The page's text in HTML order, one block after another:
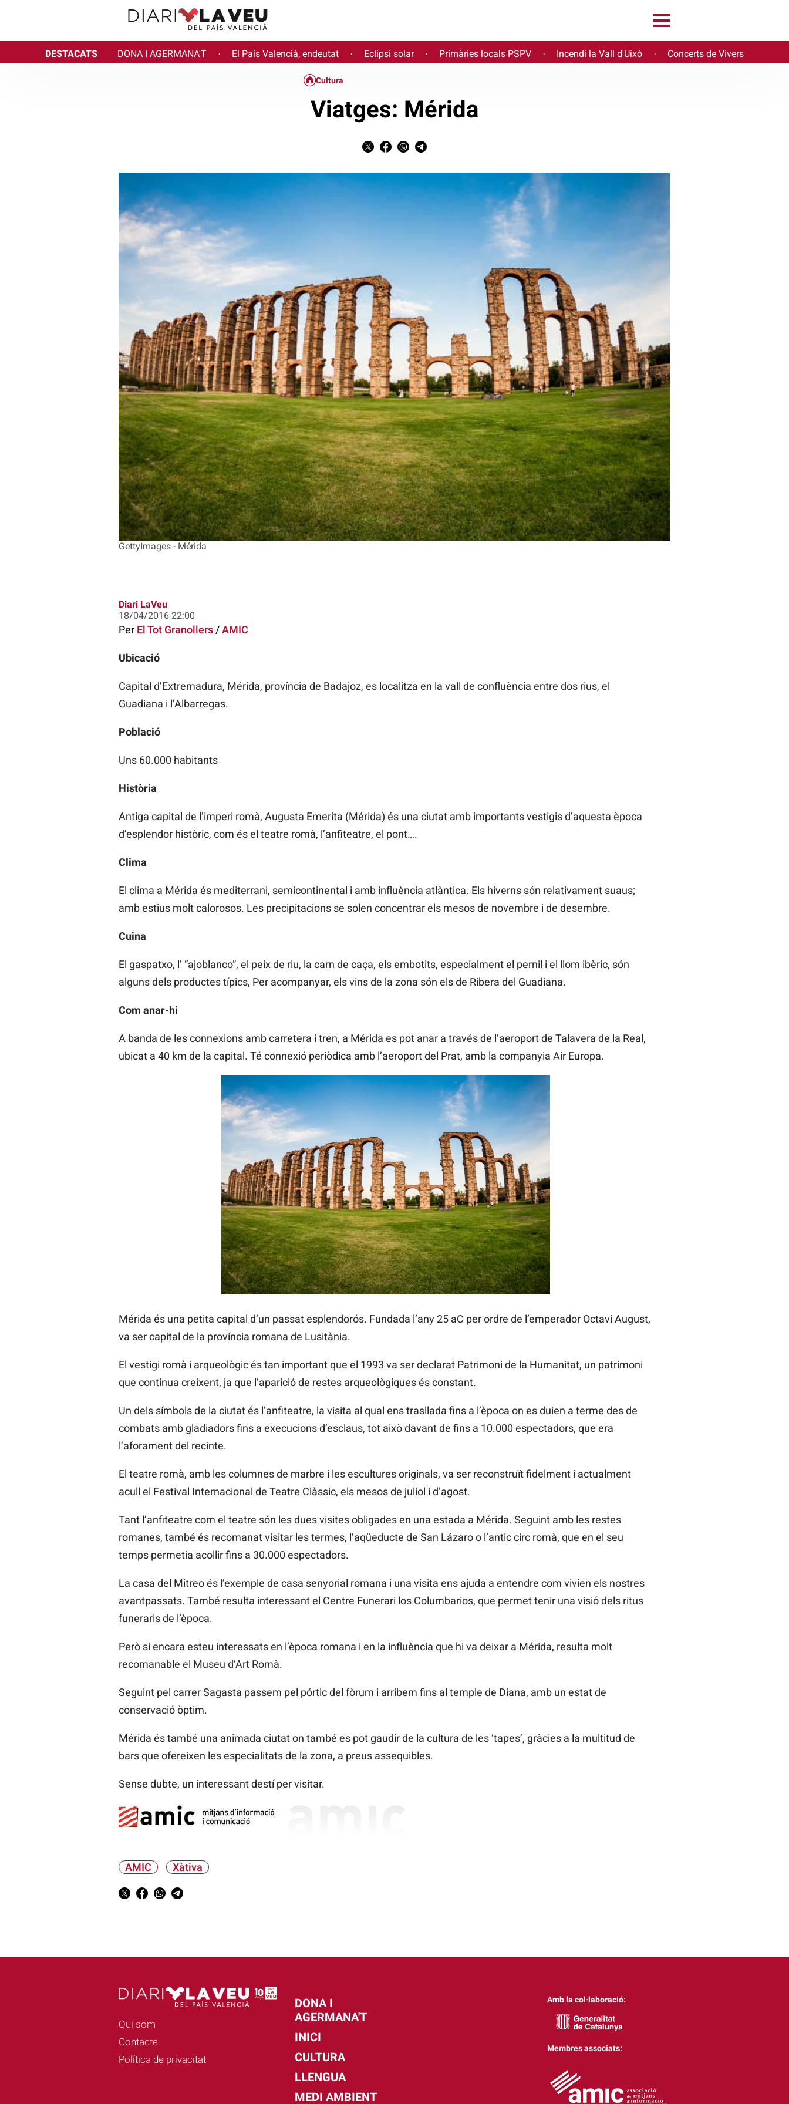
DESTACATS DONA I AGERMANA'T · El País Valencià, endeutat · Eclipsi solar · Primàries locals PSPV · Incendi la Vall d'Uixó · Concerts de Vivers
GettyImages - Mérida
Cultura
Viatges: Mérida
Diari LaVeu
18/04/2016 22:00
Per El Tot Granollers/AMIC
Ubicació
Capital d’Extremadura, Mérida, província de Badajoz, es localitza en la vall de confluència entre dos rius, el
Guadiana i l’Albarregas.
Població
Uns 60.000 habitants
Història
Antiga capital de l’imperi romà, Augusta Emerita (Mérida) és una ciutat amb importants vestigis d’aquesta època
d’esplendor històric, com és el teatre romà, l’anfiteatre, el pont….
Clima
El clima a Mérida és mediterrani, semicontinental i amb influència atlàntica. Els hiverns són relativament suaus;
amb estius molt calorosos. Les precipitacions se solen concentrar els mesos de novembre i de desembre.
Cuina
El gaspatxo, l’ “ajoblanco”, el peix de riu, la carn de caça, els embotits, especialment el pernil i el llom ibèric, són
alguns dels productes típics, Per acompanyar, els vins de la zona són els de Ribera del Guadiana.
Com anar-hi
A banda de les connexions amb carretera i tren, a Mérida es pot anar a través de l’aeroport de Talavera de la Real,
ubicat a 40 km de la capital. Té connexió periòdica amb l’aeroport del Prat, amb la companyia Air Europa.
Mérida és una petita capital d’un passat esplendorós. Fundada l’any 25 aC per ordre de l’emperador Octavi August,
va ser capital de la província romana de Lusitània.
El vestigi romà i arqueològic és tan important que el 1993 va ser declarat Patrimoni de la Humanitat, un patrimoni
que continua creixent, ja que l’aparició de restes arqueològiques és constant.
Un dels símbols de la ciutat és l’anfiteatre, la visita al qual ens trasllada fins a l’època on es duien a terme des de
combats amb gladiadors fins a execucions d’esclaus, tot això davant de fins a 10.000 espectadors, que era
l’aforament del recinte.
El teatre romà, amb les columnes de marbre i les escultures originals, va ser reconstruït fidelment i actualment
acull el Festival Internacional de Teatre Clàssic, els mesos de juliol i d’agost.
Tant l’anfiteatre com el teatre són les dues visites obligades en una estada a Mérida. Seguint amb les restes
romanes, també és recomanat visitar les termes, l’aqüeducte de San Lázaro o l’antic circ romà, que en el seu
temps permetia acollir fins a 30.000 espectadors.
La casa del Mitreo és l’exemple de casa senyorial romana i una visita ens ajuda a entendre com vivien els nostres
avantpassats. També resulta interessant el Centre Funerari los Columbarios, que permet tenir una visió dels ritus
funeraris de l’època.
Però si encara esteu interessats en l’època romana i en la influència que hi va deixar a Mérida, resulta molt
recomanable el Museu d’Art Romà.
Seguint pel carrer Sagasta passem pel pórtic del fòrum i arribem fins al temple de Diana, amb un estat de
conservació òptim.
Mérida és també una animada ciutat on també es pot gaudir de la cultura de les ‘tapes’, gràcies a la multitud de
bars que ofereixen les especialitats de la zona, a preus assequibles.
Sense dubte, un interessant destí per visitar.
AMIC Xàtiva
Qui som
Contacte
Política de privacitat
DONA I
AGERMANA'T
INICI
CULTURA
LLENGUA
MEDI AMBIENT
Amb la col·laboració:
Membres associats: